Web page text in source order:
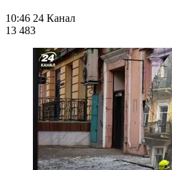
10:46 24 Канал
13 483